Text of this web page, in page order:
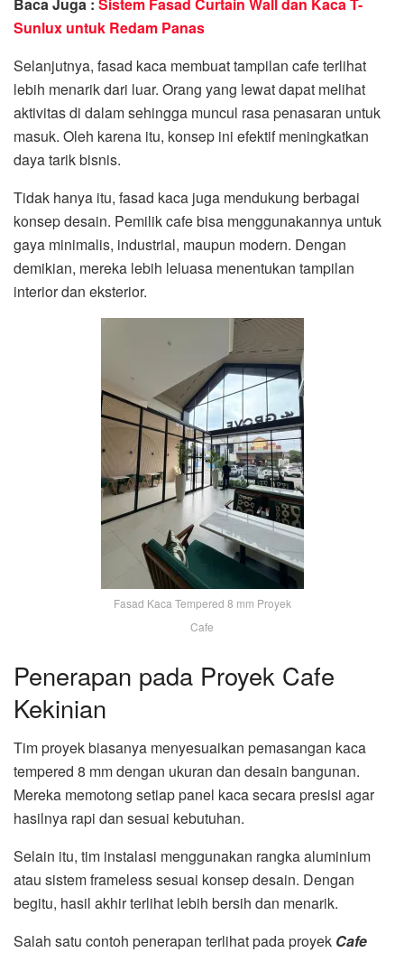
Baca Juga : Sistem Fasad Curtain Wall dan Kaca T-
Sunlux untuk Redam Panas
Selanjutnya, fasad kaca membuat tampilan cafe terlihat
lebih menarik dari luar. Orang yang lewat dapat melihat
aktivitas di dalam sehingga muncul rasa penasaran untuk
masuk. Oleh karena itu, konsep ini efektif meningkatkan
daya tarik bisnis.
Tidak hanya itu, fasad kaca juga mendukung berbagai
konsep desain. Pemilik cafe bisa menggunakannya untuk
gaya minimalis, industrial, maupun modern. Dengan
demikian, mereka lebih leluasa menentukan tampilan
interior dan eksterior.
Fasad Kaca Tempered 8 mm Proyek
Cafe
Penerapan pada Proyek Cafe
Kekinian
Tim proyek biasanya menyesuaikan pemasangan kaca
tempered 8 mm dengan ukuran dan desain bangunan.
Mereka memotong setiap panel kaca secara presisi agar
hasilnya rapi dan sesuai kebutuhan.
Selain itu, tim instalasi menggunakan rangka aluminium
atau sistem frameless sesuai konsep desain. Dengan
begitu, hasil akhir terlihat lebih bersih dan menarik.
Salah satu contoh penerapan terlihat pada proyek Cafe